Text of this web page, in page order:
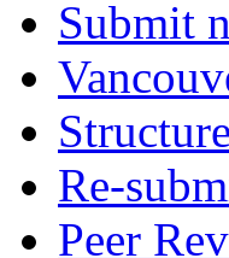
Submit
Re-
Peer